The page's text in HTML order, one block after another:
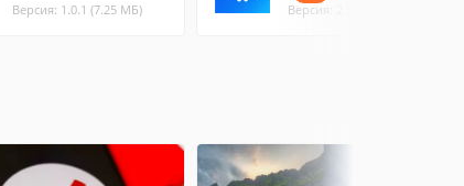
Версия: 1.0.1 (7.25 МБ) Версия: 2.1.0 (6.66 МБ)